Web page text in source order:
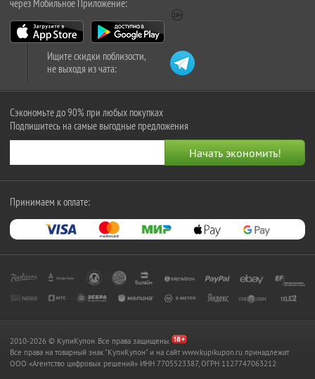
через Мобильное Приложение:
Ищите скидки поблизости,
не выходя из чата:
Сэкономьте до 90% при любых покупках
Подпишитесь на самые выгодные предложения
Принимаем к оплате:
2010-2026 © КупиКупон. Все права защищены.
Все права на товарный знак "КупиКупон" и на сайт www.kupikupon.ru принадлежат
OOO «Агентство цифровых решений» ИНН 7705523387, ОГРН 1127747063212